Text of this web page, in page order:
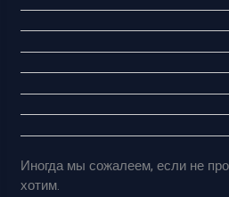
Иногда мы сожалеем, если не
хотим.